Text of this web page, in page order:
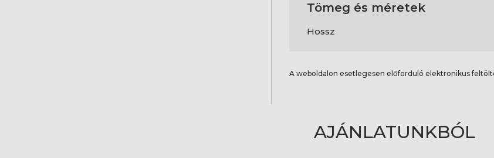
Tömeg és méretek
Hossz
A weboldalon esetlegesen előforduló elektronikus
AJÁNLATUNKBÓL